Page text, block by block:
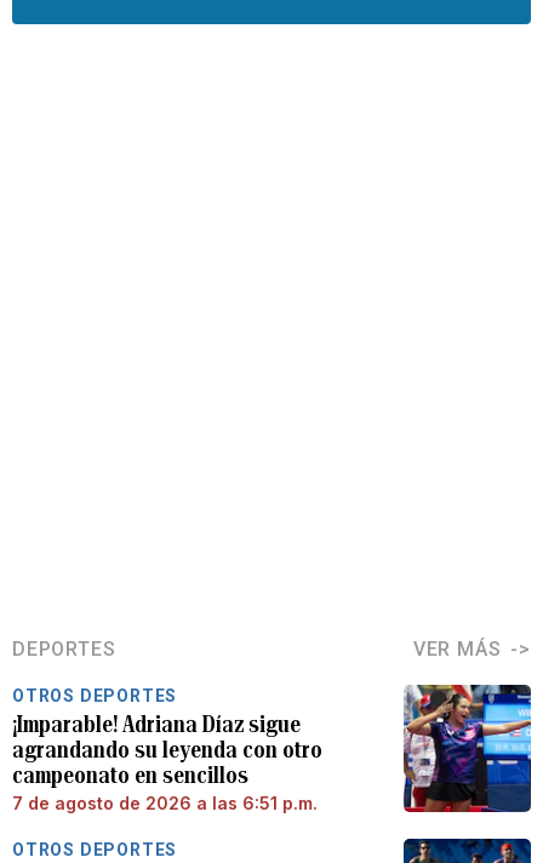
DEPORTES VER MÁS
OTROS DEPORTES
¡Imparable! Adriana Díaz sigue
agrandando su leyenda con otro
campeonato en sencillos
7 de agosto de 2026 a las 6:51 p.m.
OTROS DEPORTES